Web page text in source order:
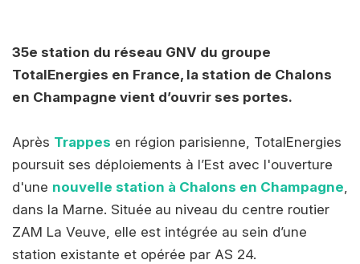
35e station du réseau GNV du groupe
TotalEnergies en France, la station de Chalons
en Champagne vient d’ouvrir ses portes.
Après Trappes en région parisienne, TotalEnergies
poursuit ses déploiements à l’Est avec l'ouverture
d'une nouvelle station à Chalons en Champagne,
dans la Marne. Située au niveau du centre routier
ZAM La Veuve, elle est intégrée au sein d’une
station existante et opérée par AS 24.